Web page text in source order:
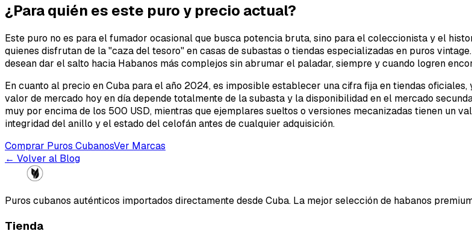
¿Para quién es este puro y precio actual?
Este puro no es para el fumador ocasional que busca potencia bruta, sino para el coleccionista y el
quienes disfrutan de la "caza del tesoro" en casas de subastas o tiendas especializadas en puros
desean dar el salto hacia Habanos más complejos sin abrumar el paladar, siempre y cuando logren
En cuanto al precio en Cuba para el año 2024, es imposible establecer una cifra fija en tiendas
valor de mercado hoy en día depende totalmente de la subasta y la disponibilidad en el mercado
muy por encima de los 500 USD, mientras que ejemplares sueltos o versiones mecanizadas tienen un
integridad del anillo y el estado del celofán antes de cualquier adquisición.
Comprar Puros CubanosVer Marcas
← Volver al Blog
Puros cubanos auténticos importados directamente desde Cuba. La mejor selección de habanos
Tienda